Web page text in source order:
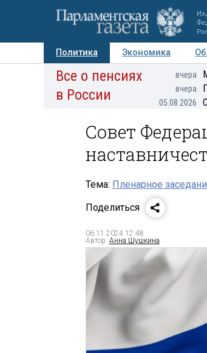
Политика Экономика
Авторы Персоны
Все о пенсиях
в России
вчера
вчера
05.08.2026
Совет
Тема: Пленарное
Поделиться
06.11.2024 12:48
Автор: Анна Шушкина